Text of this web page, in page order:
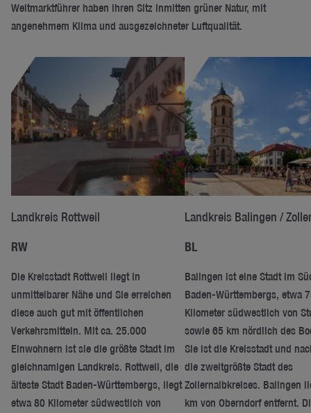
Weltmarktführer haben ihren Sitz inmitten grüner Natur, mit
angenehmem Klima und ausgezeichneter Luftqualität.
Landkreis Rottweil
RW
Die Kreisstadt Rottweil liegt in
unmittelbarer Nähe und Sie erreichen
diese auch gut mit öffentlichen
Verkehrsmitteln. Mit ca. 25.000
Einwohnern ist sie die größte Stadt im
gleichnamigen Landkreis. Rottweil, die
älteste Stadt Baden-Württembergs, liegt
etwa 80 Kilometer südwestlich von
Landkreis Balingen /
BL
Balingen ist eine Stadt im
Baden-Württembergs, etwa
Kilometer südwestlich von
sowie 65 km nördlich des
Sie ist die Kreisstadt und
die zweitgrößte Stadt des
Zollernalbkreises. Balingen
km von Oberndorf entfernt.